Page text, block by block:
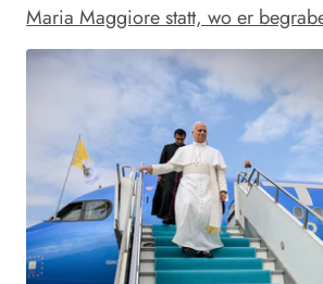
Maria Maggiore statt, wo er